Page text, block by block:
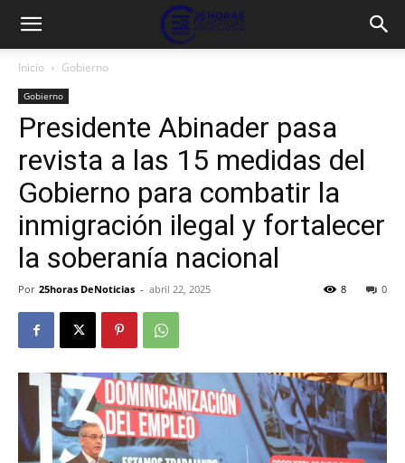
Inicio Gobierno
Gobierno
Presidente Abinader pasa
revista a las 15 medidas del
Gobierno para combatir la
inmigración ilegal y fortalecer
la soberanía nacional
Por 25horas DeNoticias - abril 22, 2025 0
8